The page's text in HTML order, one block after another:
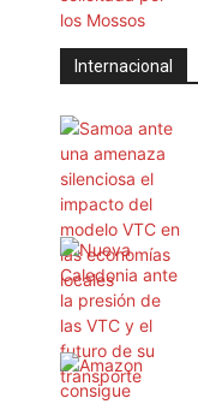
Internacional